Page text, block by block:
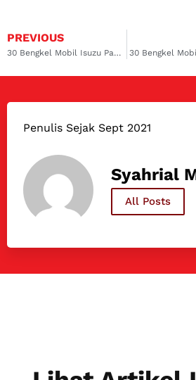
PREVIOUS
30 Bengkel Mobil Isuzu Panther Terbaik dan Terpercaya di Indonesia!
Penulis Sejak Sept 2021
Syahrial
All Posts